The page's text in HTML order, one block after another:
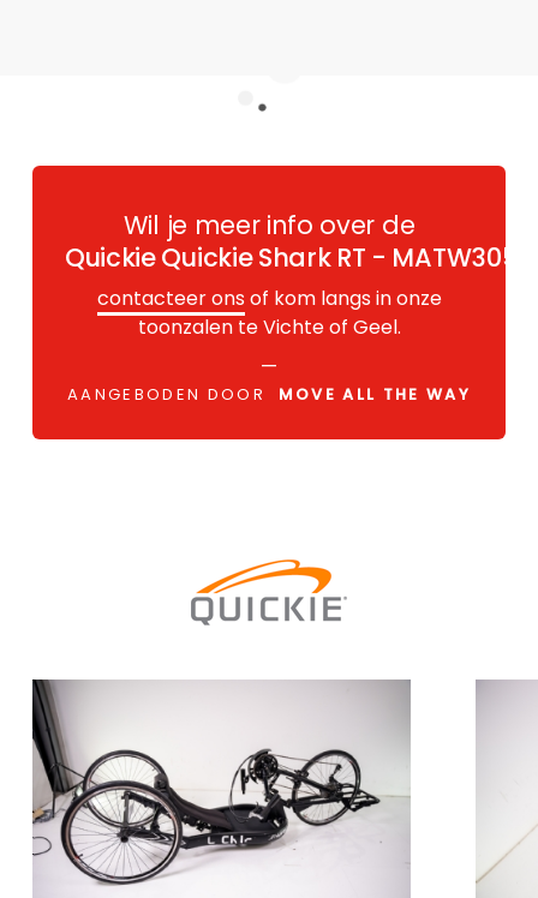
Wil je meer info over de
Quickie Quickie Shark RT - MATW305
contacteer ons of kom langs in onze
toonzalen te Vichte of Geel.
—
AANGEBODEN DOOR MOVE ALL THE WAY